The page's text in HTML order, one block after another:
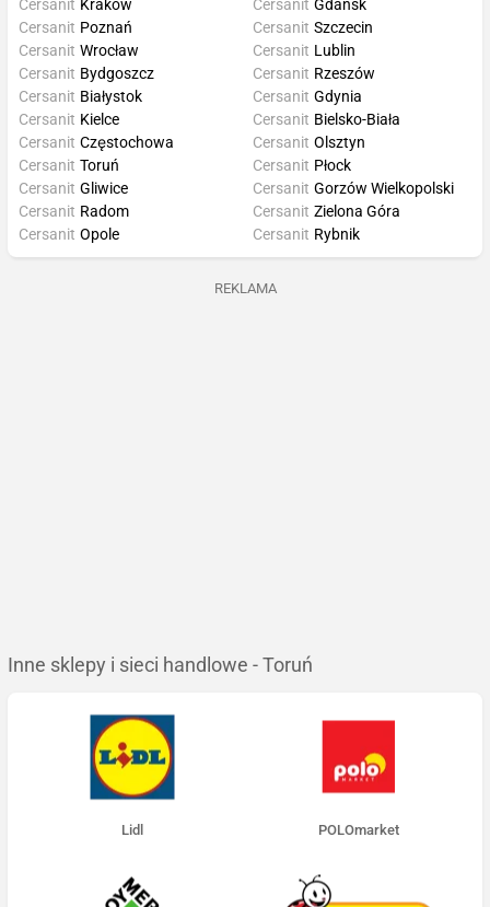
Cersanit Kraków
Cersanit Poznań
Cersanit Wrocław
Cersanit Gdańsk
Cersanit Szczecin
Cersanit Lublin
Cersanit Bydgoszcz
Cersanit Białystok
Cersanit Kielce
Cersanit Częstochowa
Cersanit Rzeszów
Cersanit Gdynia
Cersanit Bielsko-Biała
Cersanit Olsztyn
Cersanit Toruń
Cersanit Gliwice
Cersanit Radom
Cersanit Opole
Cersanit Płock
Cersanit Gorzów Wielkopolski
Cersanit Zielona Góra
Cersanit Rybnik
REKLAMA
Inne sklepy i sieci handlowe - Toruń
Lidl POLOmarket